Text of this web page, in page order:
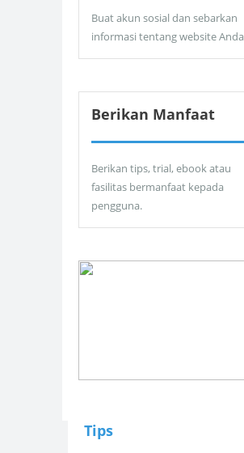
Buat akun sosial dan sebarkan
informasi tentang website Anda
Berikan Manfaat
Berikan tips, trial, ebook atau
fasilitas bermanfaat kepada
pengguna.
Tips